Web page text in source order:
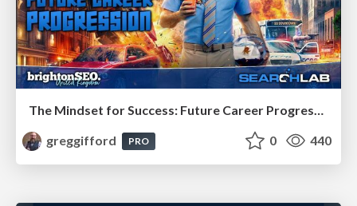
The Mindset for Success: Future Career Progression
greggifford
PRO 0 440